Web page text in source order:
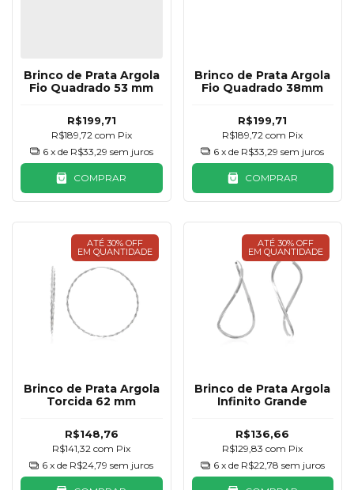
Brinco de Prata Argola
Fio Quadrado 53 mm
R$199,71
R$189,72 com Pix
6 x de R$33,29 sem juros
COMPRAR
Brinco de Prata Argola
Fio Quadrado 38mm
R$199,71
R$189,72com Pix
6 x de R$33,29 sem juros
COMPRAR
ATÉ 30% OFF
EM QUANTIDADE
Brinco de Prata Argola
Torcida 62 mm
R$148,76
R$141,32com Pix
6 x de R$24,79 sem juros
ATÉ 30% OFF
EM QUANTIDADE
Brinco de Prata Argola
Infinito Grande
R$136,66
R$129,83com Pix
6 x de R$22,78 sem juros